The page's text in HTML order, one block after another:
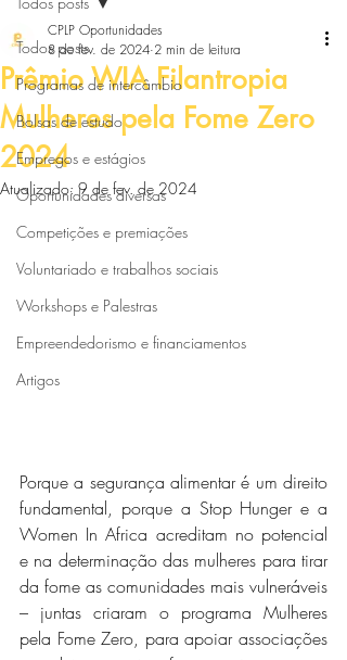
Todos posts
Programas de intercâmbio
Bolsas de estudo
Empregos e estágios
Oportunidades diversas
Competições e premiações
Voluntariado e trabalhos sociais
Workshops e Palestras
Empreendedorismo e financiamentos
Artigos
Prêmio WIA Filantropia
Mulheres pela Fome Zero
2024
CPLP Oportunidades
8 de fev. de 2024 2 min de leitura
Atualizado: 9 de fev. de 2024
Porque a segurança alimentar é um direito
fundamental, porque a Stop Hunger e a
Women In Africa acreditam no potencial
e na determinação das mulheres para tirar
da fome as comunidades mais vulneráveis
​​– juntas criaram o programa Mulheres
pela Fome Zero, para apoiar associações